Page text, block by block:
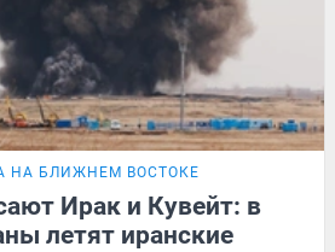
НА БЛИЖНЕМ ВОСТОКЕ
Ирак и Кувейт: в
летят иранские